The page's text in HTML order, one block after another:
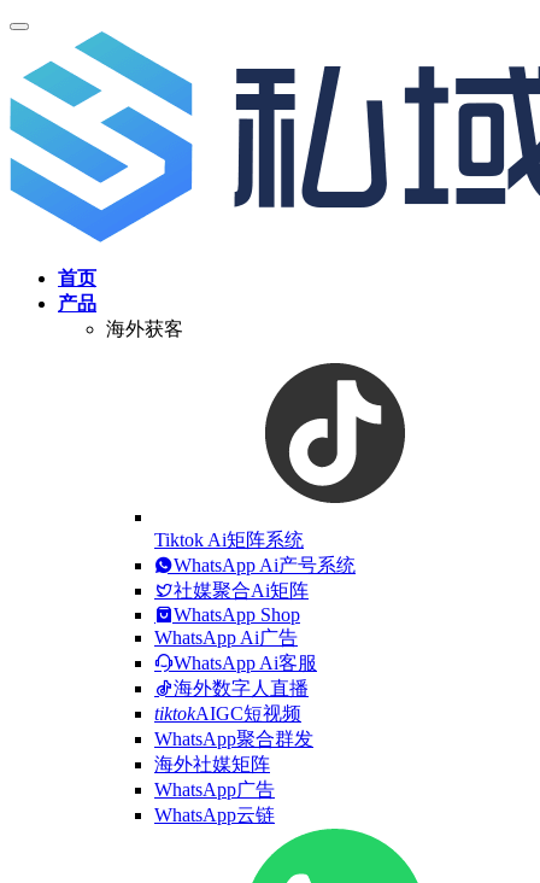
首页
产品
海外获客
Tiktok Ai矩阵系统
WhatsApp Ai产号系统
社媒聚合Ai矩阵
WhatsApp Shop
WhatsApp Ai广告
WhatsApp Ai客服
海外数字人直播
tiktokAIGC短视频
WhatsApp聚合群发
海外社媒矩阵
WhatsApp广告
WhatsApp云链